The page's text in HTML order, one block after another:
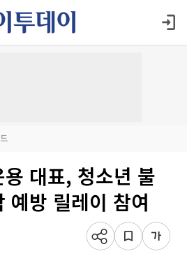
대표, 청소년 불
예방 릴레이 참여